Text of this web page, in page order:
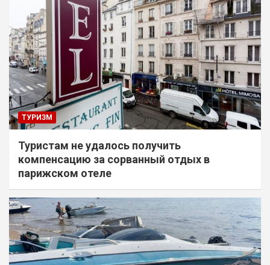
ТУРИЗМ
Туристам не удалось получить
компенсацию за сорванный отдых в
парижском отеле